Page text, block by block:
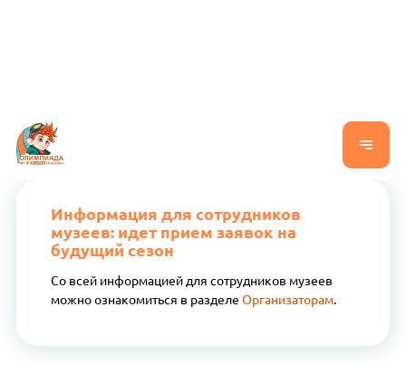
Информация для сотрудников
музеев: идет прием заявок на
будущий сезон
Со всей информацией для сотрудников музеев
можно ознакомиться в разделе Организаторам.